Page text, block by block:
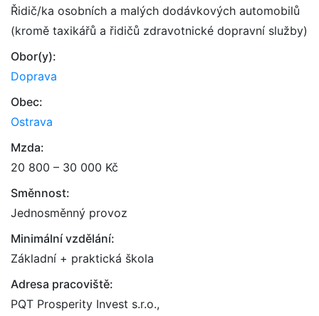
Řidič/ka osobních a malých dodávkových automobilů
(kromě taxikářů a řidičů zdravotnické dopravní služby)
Obor(y):
Doprava
Obec:
Ostrava
Mzda:
20 800 – 30 000 Kč
Směnnost:
Jednosměnný provoz
Minimální vzdělání:
Základní + praktická škola
Adresa pracoviště:
PQT Prosperity Invest s.r.o.,